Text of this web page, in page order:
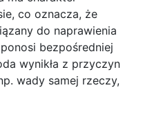
co oznacza, że
do naprawienia
bezpośredniej
wynikła z przyczyn
wady samej rzeczy,